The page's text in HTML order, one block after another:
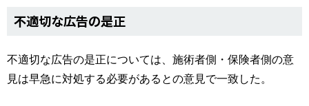
不適切な広告の是正
不適切な広告の是正については、施術者側・保険者側の意
見は早急に対処する必要があるとの意見で一致した。